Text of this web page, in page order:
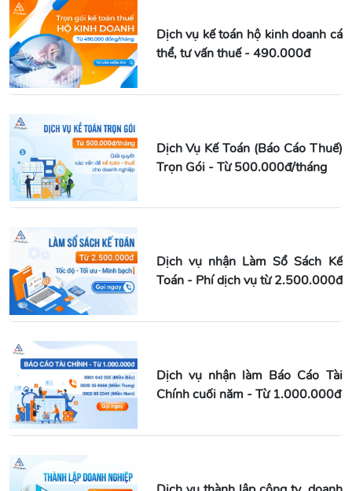
Dịch vụ kế toán hộ kinh doanh cá
thể, tư vấn thuế - 490.000đ
Dịch Vụ Kế Toán (Báo Cáo Thuế)
Trọn Gói - Từ 500.000đ/tháng
Dịch vụ nhận Làm Sổ Sách Kế
Toán - Phí dịch vụ từ 2.500.000đ
Dịch vụ nhận làm Báo Cáo Tài
Chính cuối năm - Từ 1.000.000đ